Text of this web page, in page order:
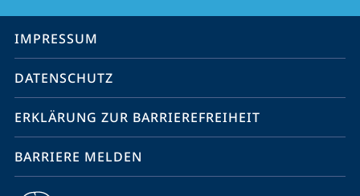
Service-
Navigation
IMPRESSUM
DATENSCHUTZ
ERKLÄRUNG ZUR BARRIEREFREIHEIT
BARRIERE MELDEN